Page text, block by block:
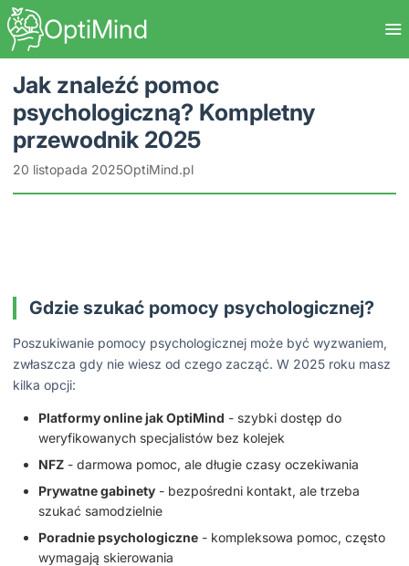
OptiMind
Jak znaleźć pomoc
psychologiczną? Kompletny
przewodnik 2025
20 listopada 2025OptiMind.pl
Gdzie szukać pomocy psychologicznej?
Poszukiwanie pomocy psychologicznej może być wyzwaniem,
zwłaszcza gdy nie wiesz od czego zacząć. W 2025 roku masz
kilka opcji:
Platformy online jak OptiMind - szybki dostęp do
weryfikowanych specjalistów bez kolejek
NFZ - darmowa pomoc, ale długie czasy oczekiwania
Prywatne gabinety - bezpośredni kontakt, ale trzeba
szukać samodzielnie
Poradnie psychologiczne - kompleksowa pomoc, często
wymagają skierowania